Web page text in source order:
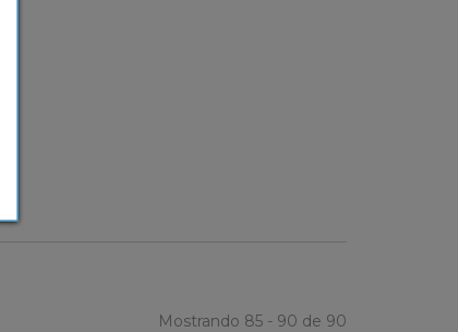
Mostrando 85 - 90 de 90